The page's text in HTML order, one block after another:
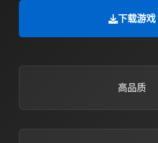
下载游戏
高品质